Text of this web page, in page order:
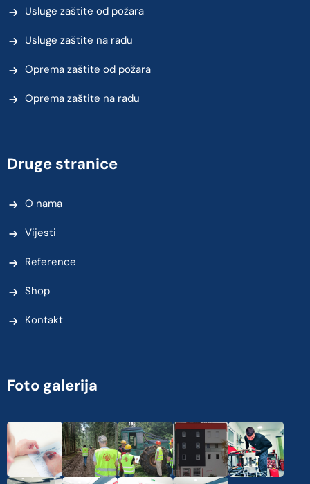
Usluge zaštite od požara
Usluge zaštite na radu
Oprema zaštite od požara
Oprema zaštite na radu
Druge stranice
O nama
Vijesti
Reference
Shop
Kontakt
Foto galerija